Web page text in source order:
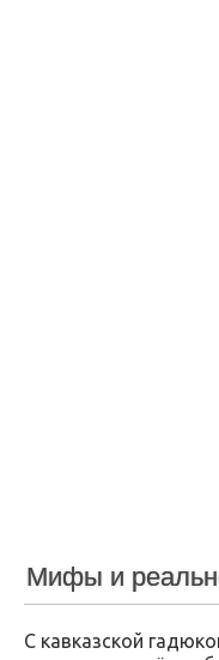
Мифы и
С кавказской